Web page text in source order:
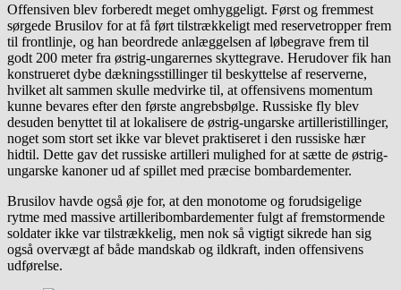
Offensiven blev forberedt meget omhyggeligt. Først og fremmest
sørgede Brusilov for at få ført tilstrækkeligt med reservetropper frem
til frontlinje, og han beordrede anlæggelsen af løbegrave frem til
godt 200 meter fra østrig-ungarernes skyttegrave. Herudover fik han
konstrueret dybe dækningsstillinger til beskyttelse af reserverne,
hvilket alt sammen skulle medvirke til, at offensivens momentum
kunne bevares efter den første angrebsbølge. Russiske fly blev
desuden benyttet til at lokalisere de østrig-ungarske artilleristillinger,
noget som stort set ikke var blevet praktiseret i den russiske hær
hidtil. Dette gav det russiske artilleri mulighed for at sætte de østrig-
ungarske kanoner ud af spillet med præcise bombardementer.
Brusilov havde også øje for, at den monotome og forudsigelige
rytme med massive artilleribombardementer fulgt af fremstormende
soldater ikke var tilstrækkelig, men nok så vigtigt sikrede han sig
også overvægt af både mandskab og ildkraft, inden offensivens
udførelse.